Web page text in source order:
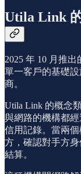
Utila Link
2025 年 10 月推
單一客戶的基礎
商。
Utila Link 的概念
與網路的機構都
信用記錄。當兩
方，確認對手方
結算。